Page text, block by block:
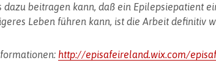
dazu beitragen kann, daß ein Epilepsiepatient
Leben führen kann, ist die Arbeit definitiv
http://episafeireland.wix.com/